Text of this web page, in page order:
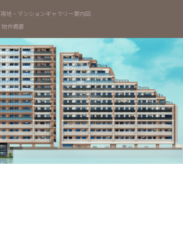
現地・マンションギャラリー案内図
物件概要